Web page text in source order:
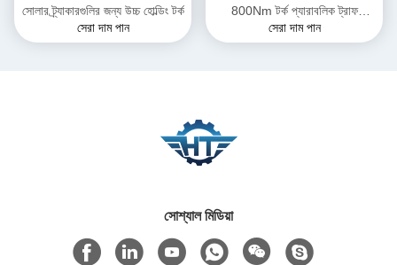
সোলার ট্র্যাকারগুলির জন্য উচ্চ হোল্ডিং টর্ক
সেরা দাম পান
800Nm টর্ক প্যারাবলিক ট্রাফ
অ্যাপ্লিকেশনগুলিতে সৌর ট্র্যাকার
সেরা দাম পান
সোশ্যাল মিডিয়া